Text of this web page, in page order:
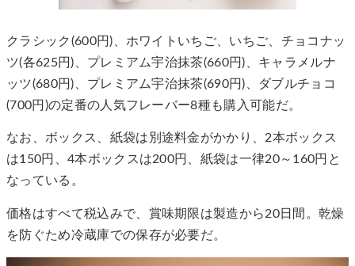
クラシック(600円)、ホワイトいちご、いちご、チョコナッ
ツ(各625円)、プレミアム宇治抹茶(660円)、キャラメルナ
ッツ(680円)、プレミアム宇治抹茶(690円)、ダブルチョコ
(700円)の定番の人気フレーバー8種も購入可能だ。
なお、ボックス、紙袋は別途料金がかかり、2本ボックス
は150円、4本ボックスは200円、紙袋は一律20～160円と
なっている。
価格はすべて税込みで、賞味期限は製造から20日間。乾燥
を防ぐため冷蔵庫での保存が必要だ。